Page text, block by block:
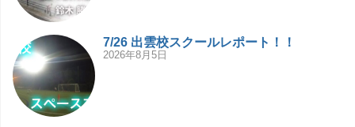
7/26 出雲校スクールレポート！！
2026年8月5日